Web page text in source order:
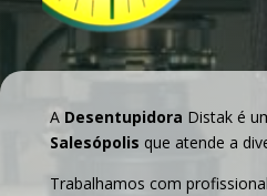
A Desentupidora Distak é
Salesópolis que atende a
Trabalhamos com